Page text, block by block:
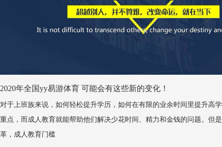
2020年全国yy易游体育 可能会有这些新的变化！
对于上班族来说，如何轻松提升学历，如何在有限的业余时间里提升高
重点，而成人教育就能帮助他们解决少花时间、精力和金钱的问题。但
革，成人教育门槛